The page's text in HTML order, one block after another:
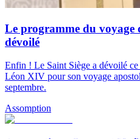
Le programme du voyage
dévoilé
Enfin ! Le Saint Siège a dévoilé
Léon XIV pour son voyage
septembre.
Assomption